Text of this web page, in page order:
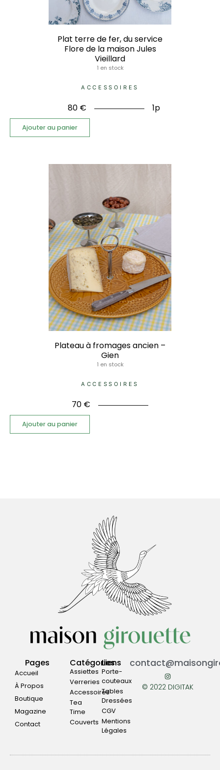
Plat terre de fer, du service
Flore de la maison Jules
Vieillard
1 en stock
ACCESSOIRES
80 € 1p
Ajouter au panier
Plateau à fromages ancien –
Gien
1 en stock
ACCESSOIRES
70 €
Ajouter au panier
Pages
Accueil
À Propos
Boutique
Magazine
Contact
Catégories
Assiettes
Verreries
Accessoires
Tea
Time
Couverts
Liens
Porte-
couteaux
Tables
Dressées
CGV
Mentions
Légales
© 2022 DIGITAK